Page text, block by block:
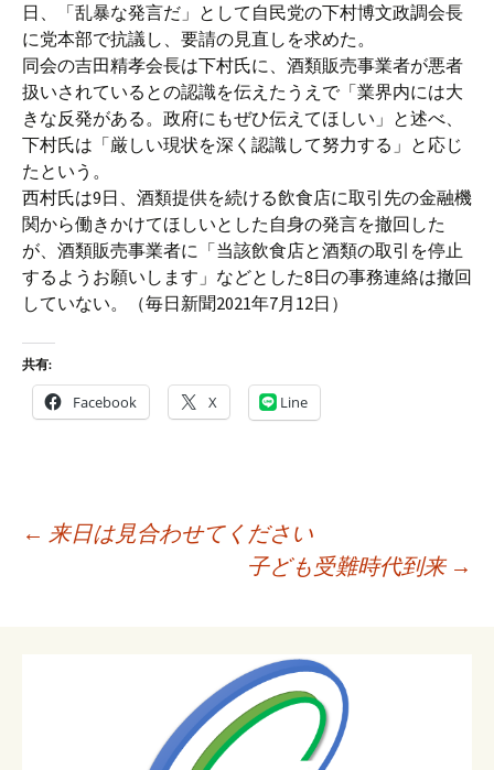
日、「乱暴な発言だ」として自民党の下村博文政調会長
に党本部で抗議し、要請の見直しを求めた。
同会の吉田精孝会長は下村氏に、酒類販売事業者が悪者
扱いされているとの認識を伝えたうえで「業界内には大
きな反発がある。政府にもぜひ伝えてほしい」と述べ、
下村氏は「厳しい現状を深く認識して努力する」と応じ
たという。
西村氏は9日、酒類提供を続ける飲食店に取引先の金融機
関から働きかけてほしいとした自身の発言を撤回した
が、酒類販売事業者に「当該飲食店と酒類の取引を停止
するようお願いします」などとした8日の事務連絡は撤回
していない。（毎日新聞2021年7月12日）
共有:
Facebook X Line
← 来日は見合わせてください
子ども受難時代到来 →